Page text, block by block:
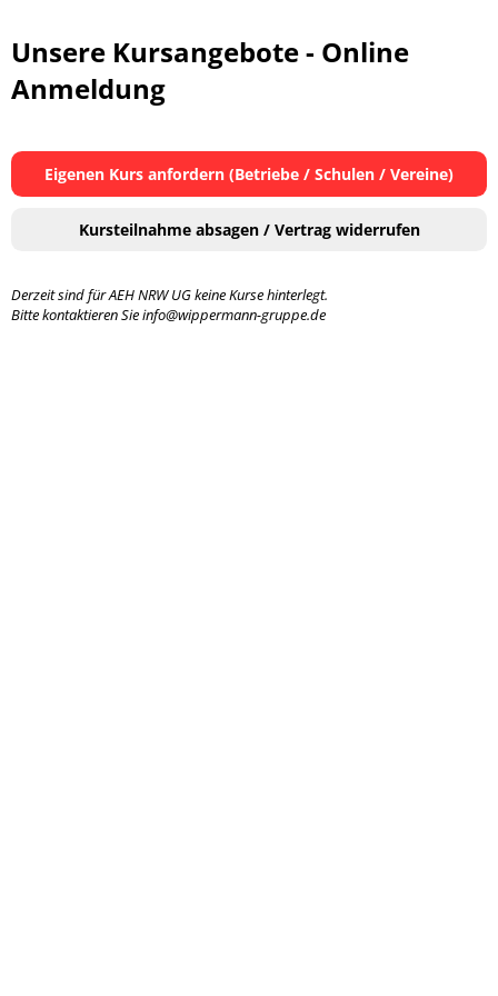
Unsere Kursangebote - Online
Anmeldung
Eigenen Kurs anfordern (Betriebe / Schulen / Vereine)
Kursteilnahme absagen / Vertrag widerrufen
Derzeit sind für AEH NRW UG keine Kurse hinterlegt.
Bitte kontaktieren Sie info@wippermann-gruppe.de